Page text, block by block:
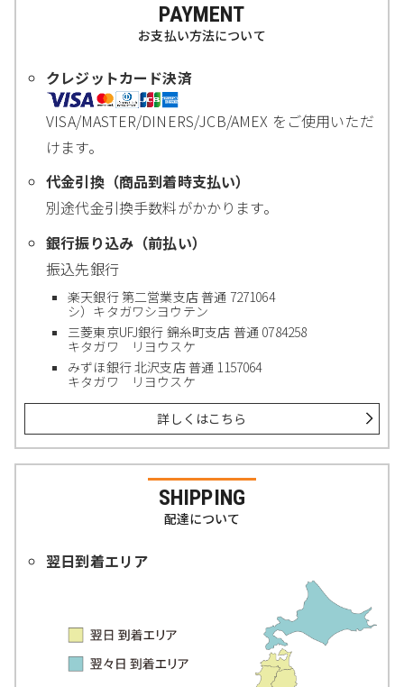
PAYMENT
お支払い方法について
クレジットカード決済
VISA/MASTER/DINERS/JCB/AMEX をご使用いただ
けます。
代金引換（商品到着時支払い）
別途代金引換手数料がかかります。
銀行振り込み（前払い）
振込先銀行
楽天銀行 第二営業支店 普通 7271064
シ）キタガワシヨウテン
三菱東京UFJ銀行 錦糸町支店 普通 0784258
キタガワ リヨウスケ
みずほ銀行 北沢支店 普通 1157064
キタガワ リヨウスケ
詳しくはこちら
SHIPPING
配達について
翌日到着エリア